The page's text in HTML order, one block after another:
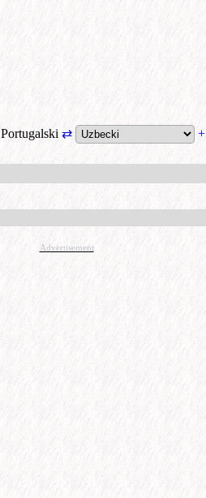
Portugalski ⇄ +
Advertisement